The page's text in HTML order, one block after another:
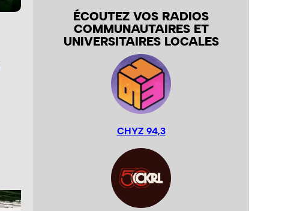
ÉCOUTEZ VOS RADIOS
COMMUNAUTAIRES ET
UNIVERSITAIRES LOCALES
CHYZ 94,3